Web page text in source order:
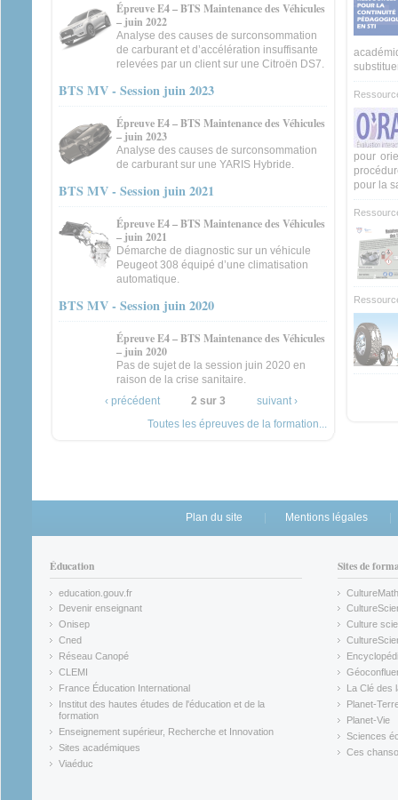
Épreuve E4 – BTS Maintenance des Véhicules
– juin 2022
Analyse des causes de surconsommation
de carburant et d’accélération insuffisante
relevées par un client sur une Citroën DS7.
BTS MV - Session juin 2023
Épreuve E4 – BTS Maintenance des Véhicules
– juin 2023
Analyse des causes de surconsommation
de carburant sur une YARIS Hybride.
BTS MV - Session juin 2021
Épreuve E4 – BTS Maintenance des Véhicules
– juin 2021
Démarche de diagnostic sur un véhicule
Peugeot 308 équipé d’une climatisation
automatique.
BTS MV - Session juin 2020
Épreuve E4 – BTS Maintenance des Véhicules
– juin 2020
Pas de sujet de la session juin 2020 en
raison de la crise sanitaire.
‹ précédent
2 sur 3
suivant ›
Toutes les épreuves de la formation...
pour
pour la
Plan du site Mentions légales
Éducation
education.gouv.fr
(link is external)
Devenir enseignant
(link is external)
Onisep
(link is external)
Cned
(link is external)
Réseau Canopé
(link is external)
CLEMI
(link is external)
France Éducation International
(link is external)
Institut des hautes études de l'éducation et de la
formation
(link is external)
Enseignement supérieur, Recherche et Innovation
(link is external)
Sites académiques
(link is external)
Viaéduc
Sites de
CultureMath
(link is
(link is
Culture
(link is
(link is
(link is
La Clé des
(link is
Planet-
(link is
Planet-Vie
(link is
Sciences
(link is
Ces